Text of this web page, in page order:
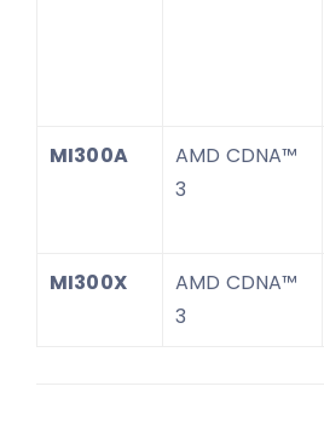
MI300A
AMD CDNA™
3
MI300X
AMD CDNA™
3